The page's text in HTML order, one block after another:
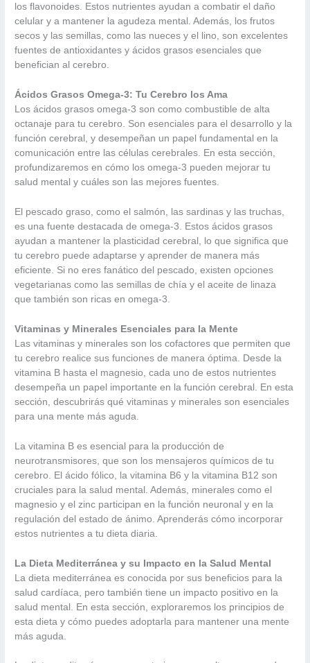
los flavonoides. Estos nutrientes ayudan a combatir el daño
celular y a mantener la agudeza mental. Además, los frutos
secos y las semillas, como las nueces y el lino, son excelentes
fuentes de antioxidantes y ácidos grasos esenciales que
benefician al cerebro.
Ácidos Grasos Omega-3: Tu Cerebro los Ama
Los ácidos grasos omega-3 son como combustible de alta
octanaje para tu cerebro. Son esenciales para el desarrollo y la
función cerebral, y desempeñan un papel fundamental en la
comunicación entre las células cerebrales. En esta sección,
profundizaremos en cómo los omega-3 pueden mejorar tu
salud mental y cuáles son las mejores fuentes.
El pescado graso, como el salmón, las sardinas y las truchas,
es una fuente destacada de omega-3. Estos ácidos grasos
ayudan a mantener la plasticidad cerebral, lo que significa que
tu cerebro puede adaptarse y aprender de manera más
eficiente. Si no eres fanático del pescado, existen opciones
vegetarianas como las semillas de chía y el aceite de linaza
que también son ricas en omega-3.
Vitaminas y Minerales Esenciales para la Mente
Las vitaminas y minerales son los cofactores que permiten que
tu cerebro realice sus funciones de manera óptima. Desde la
vitamina B hasta el magnesio, cada uno de estos nutrientes
desempeña un papel importante en la función cerebral. En esta
sección, descubrirás qué vitaminas y minerales son esenciales
para una mente más aguda.
La vitamina B es esencial para la producción de
neurotransmisores, que son los mensajeros químicos de tu
cerebro. El ácido fólico, la vitamina B6 y la vitamina B12 son
cruciales para la salud mental. Además, minerales como el
magnesio y el zinc participan en la función neuronal y en la
regulación del estado de ánimo. Aprenderás cómo incorporar
estos nutrientes a tu dieta diaria.
La Dieta Mediterránea y su Impacto en la Salud Mental
La dieta mediterránea es conocida por sus beneficios para la
salud cardíaca, pero también tiene un impacto positivo en la
salud mental. En esta sección, exploraremos los principios de
esta dieta y cómo puedes adoptarla para mantener una mente
más aguda.